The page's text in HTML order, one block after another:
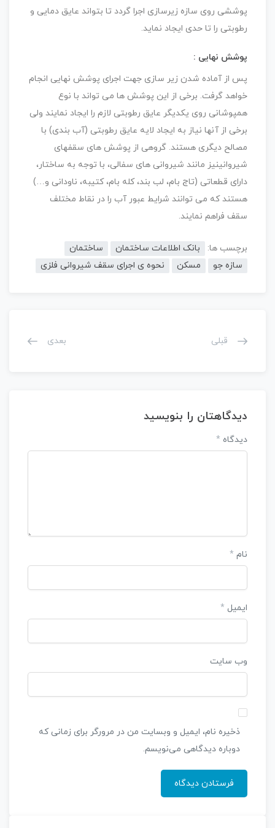
پوششی روی سازه زیرسازی اجرا گردد تا بتواند عایق دمایی و
رطوبتی را تا حدی ایجاد نماید.
پوشش نهایی :
پس از آماده شدن زیر سازی جهت اجرای پوشش نهایی انجام
خواهد گرفت. برخی از این پوشش ها می تواند با نوع
همپوشانی روی یکدیگر عایق رطوبتی لازم را ایجاد نمایند ولی
برخی از آنها نیاز به ایجاد لایه عایق رطوبتی (آب بندی) با
مصالح دیگری هستند. گروهی از پوشش های سقفهای
شیروانینیز مانند شیروانی های سفالی، با توجه به ساختار،
دارای قطعاتی (تاج بام، لب بند، کله بام، کتیبه، ناودانی و…)
هستند که می توانند شرایط عبور آب را در نقاط مختلف
سقف فراهم نمایند.
برچسب ها: بانک اطلاعات ساختمان
ساختمان
سازه جو
مسکن نحوه ی اجرای سقف شیروانی فلزی
قبلی بعدی
دیدگاهتان را بنویسید
دیدگاه *
نام *
ایمیل *
وب‌ سایت
ذخیره نام، ایمیل و وبسایت من در مرورگر برای زمانی که
دوباره دیدگاهی می‌نویسم.